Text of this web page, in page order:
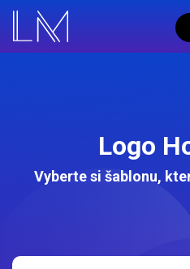
Logo
Vyberte si šablonu,